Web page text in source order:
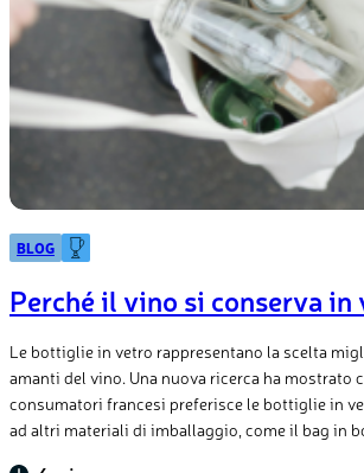
BLOG
Perché il vino si conserva in
Le bottiglie in vetro rappresentano la scelta
amanti del vino. Una nuova ricerca ha mostrato
consumatori francesi preferisce le bottiglie in
ad altri materiali di imballaggio, come il bag in